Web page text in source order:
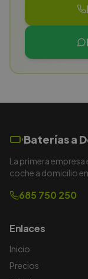
Baterías a
La primera
coche a domicilio en
685 750 250
Enlaces
Inicio
Precios